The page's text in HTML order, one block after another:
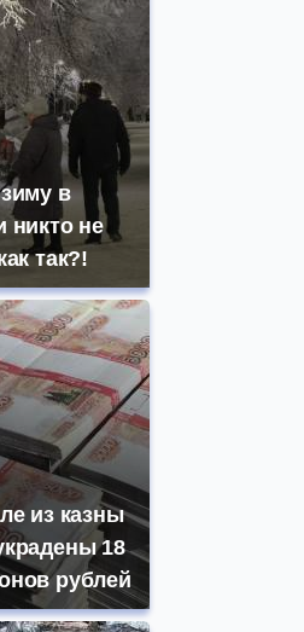
в
никто не
так?!
из казны
18
рублей